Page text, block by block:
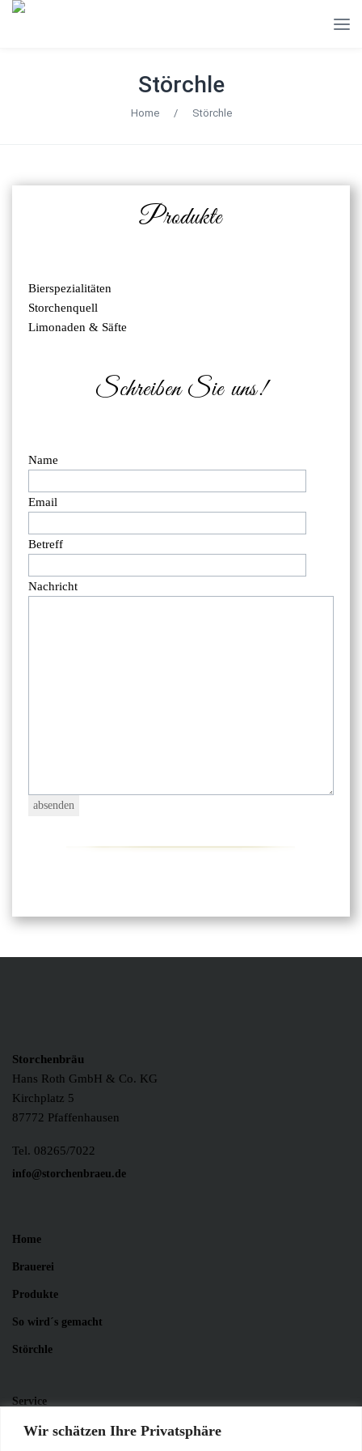
Wir schätzen Ihre Privatsphäre
Störchle
Home / Störchle
Produkte
Bierspezialitäten
Storchenquell
Limonaden & Säfte
Schreiben Sie uns!
Name
Email
Betreff
Nachricht
Storchenbräu
Hans Roth GmbH & Co. KG
Kirchplatz 5
87772 Pfaffenhausen
Tel. 08265/7022
info@storchenbraeu.de
Home
Brauerei
Produkte
So wird´s gemacht
Störchle
Service
News